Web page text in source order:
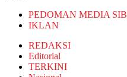
PEDOMAN MEDIA
IKLAN
REDAKSI
Editorial
TERKINI